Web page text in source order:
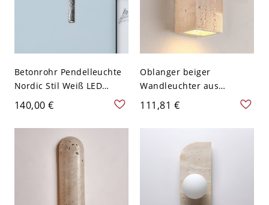
Betonrohr Pendelleuchte
Nordic Stil Weiß LED
Hängelampe für
Wohnzimmer, 21,5" Höhe
140,00 €
Oblanger beiger
Wandleuchter aus
gesintertem Stein, 110V-
120V, 3"
111,81 €